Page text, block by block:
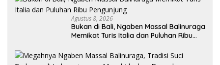
Agustus 8, 2026
Bukan di Bali, Ngaben Massal Balinuraga
Memikat Turis Italia dan Puluhan Ribu